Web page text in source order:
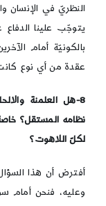
النظريّ في الإنسان
يتوجّب علينا
بالكونيّة أمام
عقدة من أي نوع
8-هل العلمنة
نظامه المستقل؟
لكلّ اللاهوت؟
أفترض أن هذا
وعليه، فنحن أمام